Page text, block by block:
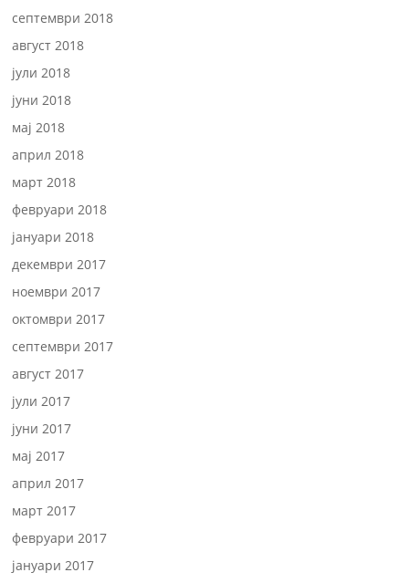
септември 2018
август 2018
јули 2018
јуни 2018
мај 2018
април 2018
март 2018
февруари 2018
јануари 2018
декември 2017
ноември 2017
октомври 2017
септември 2017
август 2017
јули 2017
јуни 2017
мај 2017
април 2017
март 2017
февруари 2017
јануари 2017